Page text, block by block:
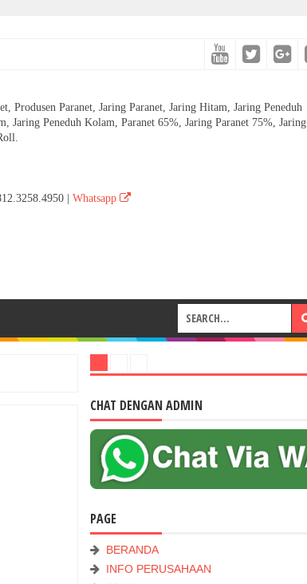
Produsen Paranet, Jaring Paranet, Jaring Hitam, Jaring Peneduh
Jaring Peneduh Kolam, Paranet 65%, Jaring Paranet 75%, Jaring
| Whatsapp
CHAT DENGAN ADMIN
PAGE
BERANDA
INFO PERUSAHAAN